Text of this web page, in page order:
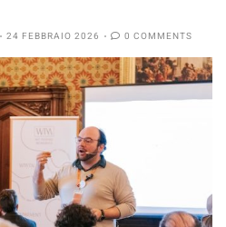
24 FEBBRAIO 2026 0 COMMENTS